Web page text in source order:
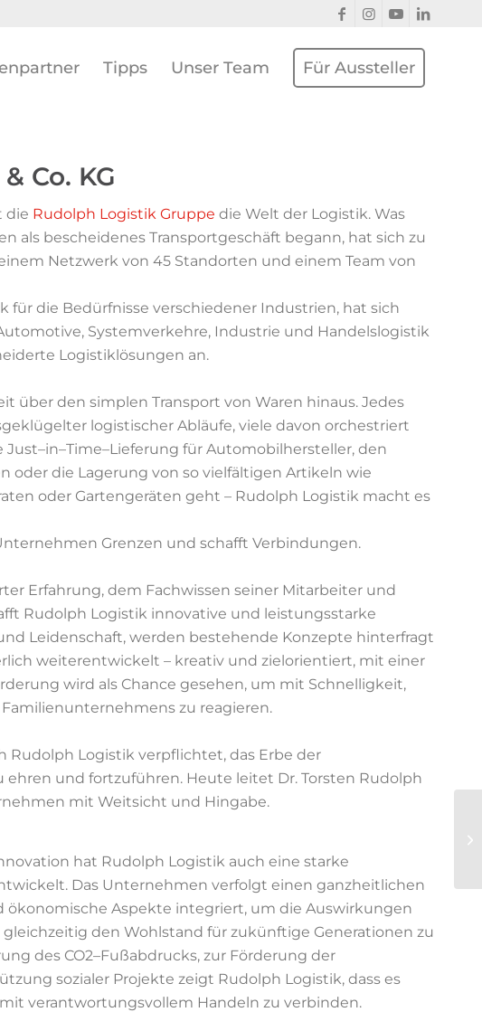
Tipps Unser Team Für Aussteller
Co. KG
die Rudolph Logistik Gruppe die Welt der Logistik. Was
als bescheidenes Transportgeschäft begann, hat sich zu
Netzwerk von 45 Standorten und einem Team von
für die Bedürfnisse verschiedener Industrien, hat sich
Systemverkehre, Industrie und Handelslogistik
Logistiklösungen an.
über den simplen Transport von Waren hinaus. Jedes
logistischer Abläufe, viele davon orchestriert
Just–in–Time–Lieferung für Automobilhersteller, den
oder die Lagerung von so vielfältigen Artikeln wie
oder Gartengeräten geht – Rudolph Logistik macht es
Grenzen und schafft Verbindungen.
Erfahrung, dem Fachwissen seiner Mitarbeiter und
Rudolph Logistik innovative und leistungsstarke
Leidenschaft, werden bestehende Konzepte hinterfragt
weiterentwickelt – kreativ und zielorientiert, mit einer
wird als Chance gesehen, um mit Schnelligkeit,
Familienunternehmens zu reagieren.
Logistik verpflichtet, das Erbe der
ehren und fortzuführen. Heute leitet Dr. Torsten Rudolph
mit Weitsicht und Hingabe.
hat Rudolph Logistik auch eine starke
Das Unternehmen verfolgt einen ganzheitlichen
ökonomische Aspekte integriert, um die Auswirkungen
gleichzeitig den Wohlstand für zukünftige Generationen zu
des CO2–Fußabdrucks, zur Förderung der
sozialer Projekte zeigt Rudolph Logistik, dass es
verantwortungsvollem Handeln zu verbinden.